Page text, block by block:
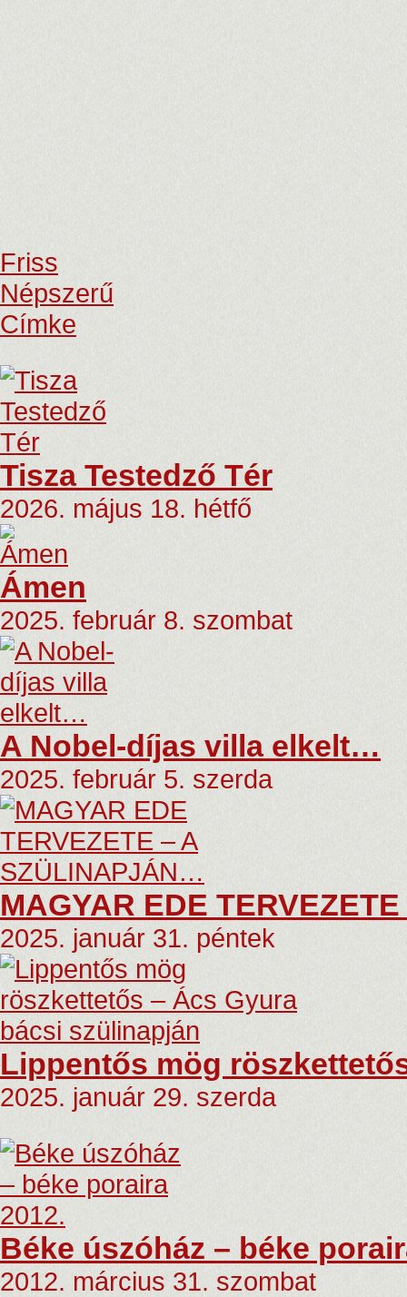
Friss
Népszerű
Címke
Tisza Testedző Tér
2026. május 18. hétfő
Ámen
2025. február 8. szombat
A Nobel-díjas villa elkelt…
2025. február 5. szerda
MAGYAR EDE
2025. január 31. péntek
Lippentős mög
2025. január 29. szerda
Béke úszóház – béke
2012. március 31. szombat